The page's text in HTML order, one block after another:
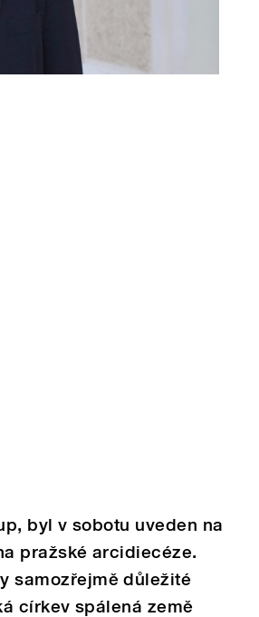
byl v sobotu uveden na
pražské arcidiecéze.
samozřejmě důležité
církev spálená země